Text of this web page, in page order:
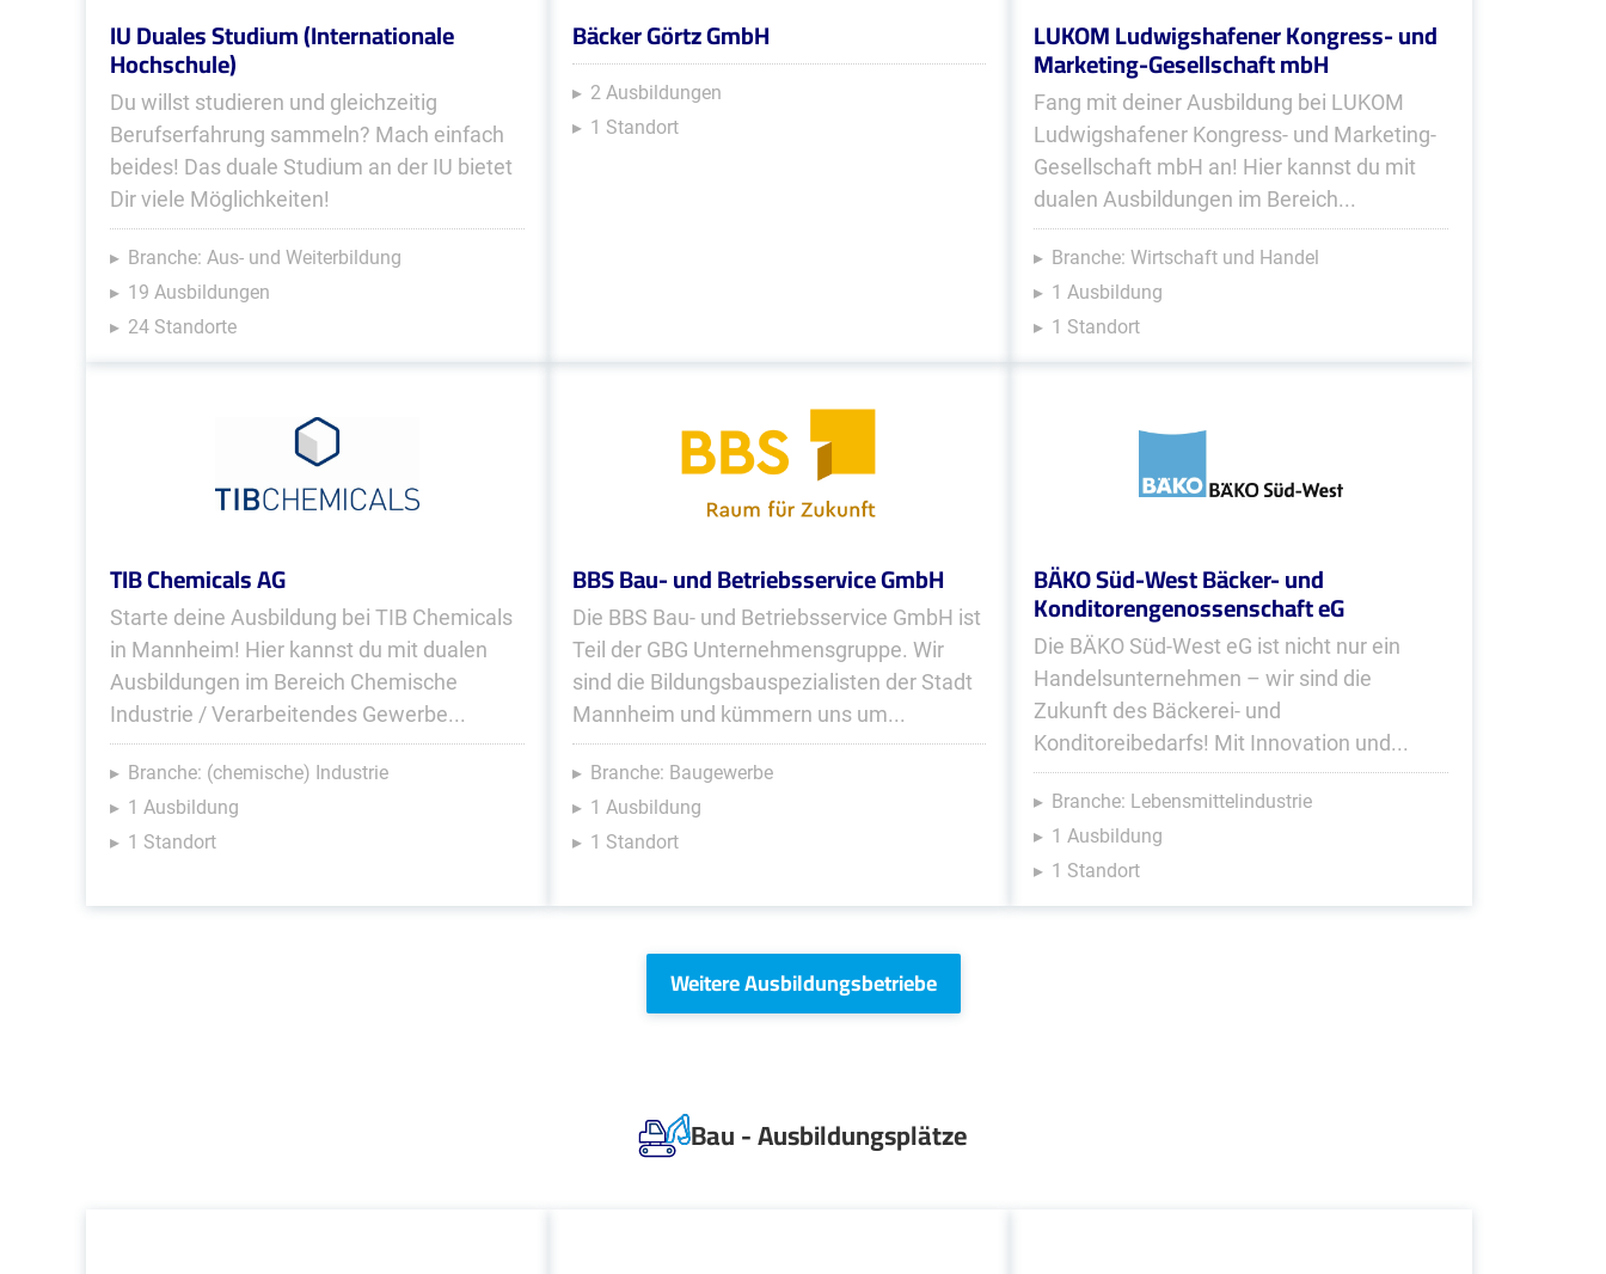
IU Duales Studium (Internationale
Hochschule)
Du willst studieren und gleichzeitig
Berufserfahrung sammeln? Mach einfach
beides! Das duale Studium an der IU bietet
Dir viele Möglichkeiten!
Branche: Aus- und Weiterbildung
19 Ausbildungen
24 Standorte
Bäcker Görtz GmbH
2 Ausbildungen
1 Standort
LUKOM Ludwigshafener Kongress- und
Marketing-Gesellschaft mbH
Fang mit deiner Ausbildung bei LUKOM
Ludwigshafener Kongress- und Marketing-
Gesellschaft mbH an! Hier kannst du mit
dualen Ausbildungen im Bereich...
Branche: Wirtschaft und Handel
1 Ausbildung
1 Standort
TIB Chemicals AG
Starte deine Ausbildung bei TIB Chemicals
in Mannheim! Hier kannst du mit dualen
Ausbildungen im Bereich Chemische
Industrie / Verarbeitendes Gewerbe...
Branche: (chemische) Industrie
1 Ausbildung
1 Standort
BBS Bau- und Betriebsservice GmbH
Die BBS Bau- und Betriebsservice GmbH ist
Teil der GBG Unternehmensgruppe. Wir
sind die Bildungsbauspezialisten der Stadt
Mannheim und kümmern uns um...
Branche: Baugewerbe
1 Ausbildung
1 Standort
BÄKO Süd-West Bäcker- und
Konditorengenossenschaft eG
Die BÄKO Süd-West eG ist nicht nur ein
Handelsunternehmen – wir sind die
Zukunft des Bäckerei- und
Konditoreibedarfs! Mit Innovation und...
Branche: Lebensmittelindustrie
1 Ausbildung
1 Standort
Weitere Ausbildungsbetriebe
Bau - Ausbildungsplätze